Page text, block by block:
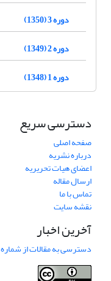
دوره 3 (1350)
دوره 2 (1349)
دوره 1 (1348)
دسترسی سریع
صفحه اصلی
درباره نشریه
اعضای هیات تحریریه
ارسال مقاله
تماس با ما
نقشه سایت
آخرین اخبار
دسترسی به مقالات از شماره 1 الی 65 پژوهشهای جغرافیایی